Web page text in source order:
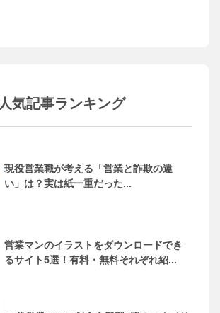
人気記事ランキング
現役営業職が考える「営業と詐欺の違
い」は？実は紙一重だった...
営業マンのイラストをダウンロードでき
るサイト5選！有料・無料それぞれ紹...